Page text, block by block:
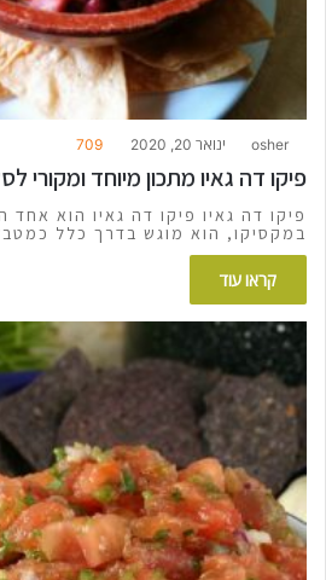
osher ינואר 20, 2020 709
פיקו דה גאיו מתכון מיוחד
פיקו דה גאיו פיקו דה גאיו הוא אחד
במקסיקו, הוא מוגש בדרך כלל
קראו עוד